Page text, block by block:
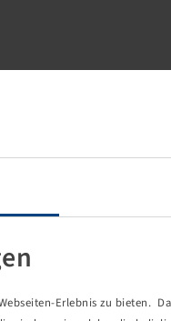
Erlebnis zu bieten.